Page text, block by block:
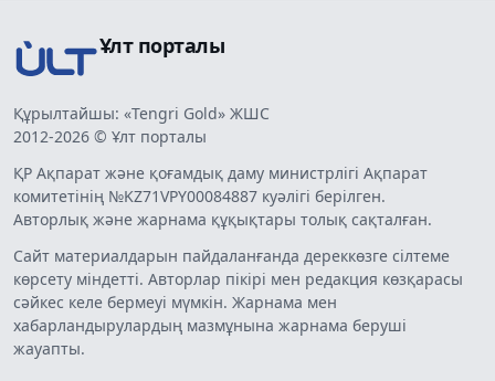
Ұлт порталы
Құрылтайшы: «Tengri Gold» ЖШС
2012-2026 © Ұлт порталы
ҚР Ақпарат және қоғамдық даму министрлігі Ақпарат
комитетінің №KZ71VPY00084887 куәлігі берілген.
Авторлық және жарнама құқықтары толық сақталған.
Сайт материалдарын пайдаланғанда дереккөзге сілтеме
көрсету міндетті. Авторлар пікірі мен редакция көзқарасы
сәйкес келе бермеуі мүмкін. Жарнама мен
хабарландырулардың мазмұнына жарнама беруші
жауапты.